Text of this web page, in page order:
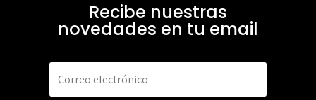
Recibe nuestras
novedades en tu email